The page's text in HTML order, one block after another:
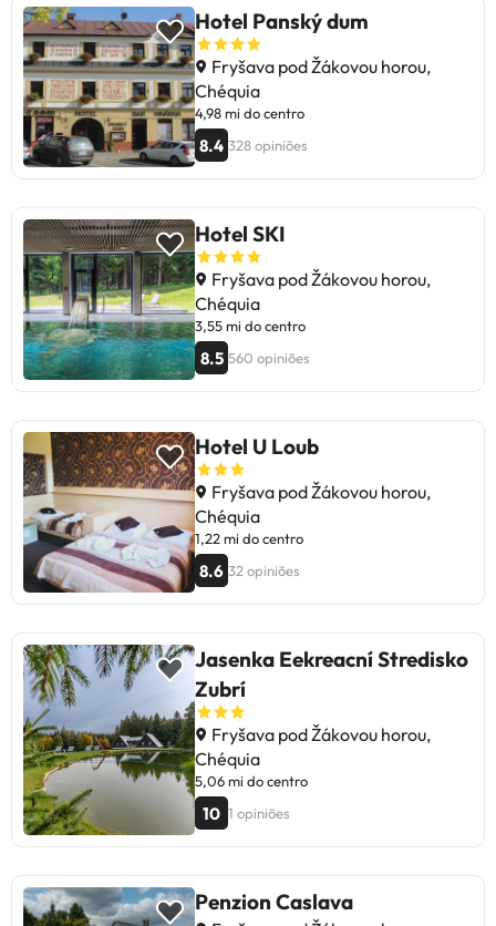
Hotel Panský dum
Fryšava pod Žákovou horou,
Chéquia
4,98 mi do centro
8.4 328 opiniões
Hotel SKI
Fryšava pod Žákovou horou,
Chéquia
3,55 mi do centro
8.5 560 opiniões
Hotel U Loub
Fryšava pod Žákovou horou,
Chéquia
1,22 mi do centro
8.6 32 opiniões
Jasenka Eekreacní Stredisko
Zubrí
Fryšava pod Žákovou horou,
Chéquia
5,06 mi do centro
10 1 opiniões
Penzion Caslava